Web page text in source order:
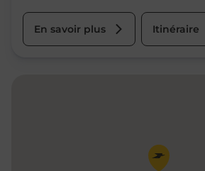
En savoir plus Itinéraire
Pin de la carte